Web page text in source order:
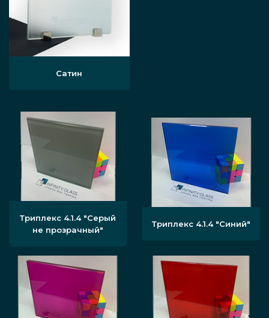
Сатин
Триплекс 4.1.4 "Серый
не прозрачный"
Триплекс 4.1.4 "Синий"